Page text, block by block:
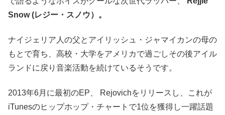
Snow (レジー・スノウ）。
ナイジェリア人の父とアイリッシュ・ジャマイカンの母の
もとで育ち、高校・大学をアメリカで過ごしその後アイル
ランドに戻り音楽活動を続けているそうです。
2013年6月に最初のEP、 Rejovichをリリースし、これが
iTunesのヒップホップ・チャートで1位を獲得し一躍話題